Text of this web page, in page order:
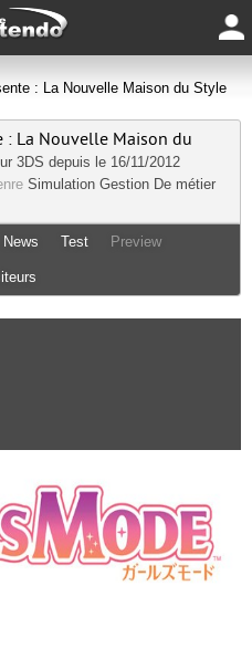
: La Nouvelle Maison du Style
: La Nouvelle Maison du
3DS depuis le 16/11/2012
Simulation Gestion De métier
News Test Preview